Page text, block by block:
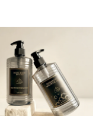
botol sampo
hotel butik.
dan
umumnya
PETG yang
fokus lebih besar